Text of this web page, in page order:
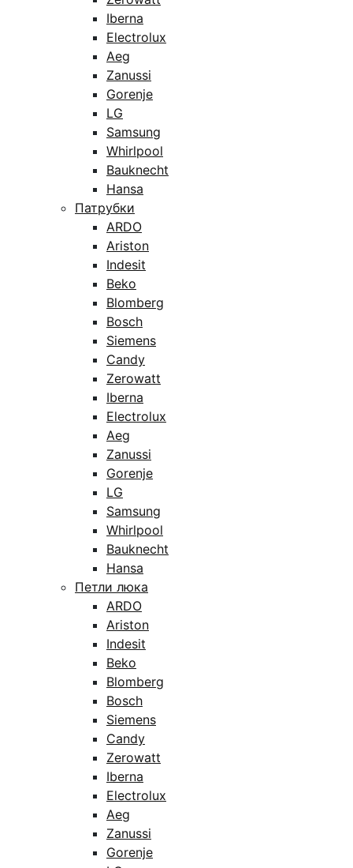
Iberna
Electrolux
Aeg
Zanussi
Gorenje
LG
Samsung
Whirlpool
Bauknecht
Hansa
Патрубки
ARDO
Ariston
Indesit
Beko
Blomberg
Bosch
Siemens
Candy
Zerowatt
Iberna
Electrolux
Aeg
Zanussi
Gorenje
LG
Samsung
Whirlpool
Bauknecht
Hansa
Петли люка
ARDO
Ariston
Indesit
Beko
Blomberg
Bosch
Siemens
Candy
Zerowatt
Iberna
Electrolux
Aeg
Zanussi
Gorenje